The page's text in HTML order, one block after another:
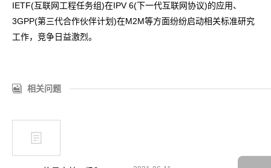
IETF(互联网工程任务组)在IPV 6(下一代互联网协议)的应用、
3GPP(第三代合作伙伴计划)在M2M等方面纷纷启动相关标准研究
工作，竞争日益激烈。
相关问题